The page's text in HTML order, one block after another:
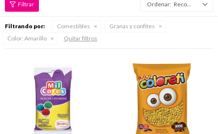
Recomendados
Filtrando por: Comestibles
Granas y confites
Color: Amarillo Quitar filtros